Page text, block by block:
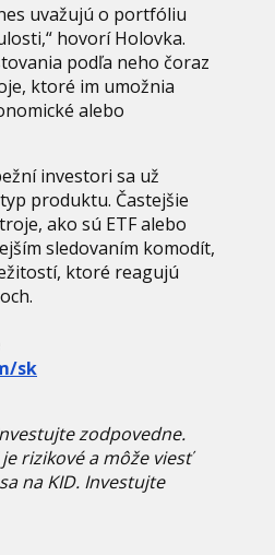
uvažujú o portfóliu
hovorí Holovka.
podľa neho čoraz
ktoré im umožnia
alebo
investori sa už
produktu. Častejšie
ako sú ETF alebo
sledovaním komodít,
ktoré reagujú
sk
zodpovedne.
rizikové a môže viesť
na KID. Investujte